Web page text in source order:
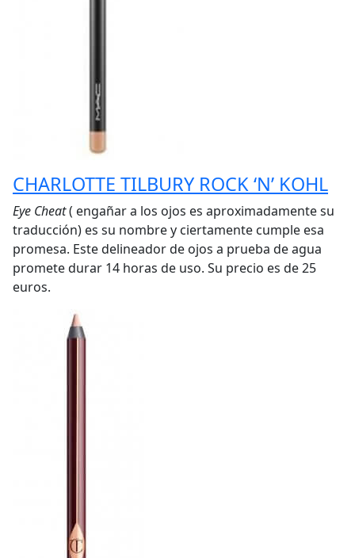
CHARLOTTE TILBURY ROCK ‘N’ KOHL
Eye Cheat( engañar a los ojos es aproximadamente su
traducción) es su nombre y ciertamente cumple esa
promesa. Este delineador de ojos a prueba de agua
promete durar 14 horas de uso. Su precio es de 25
euros.